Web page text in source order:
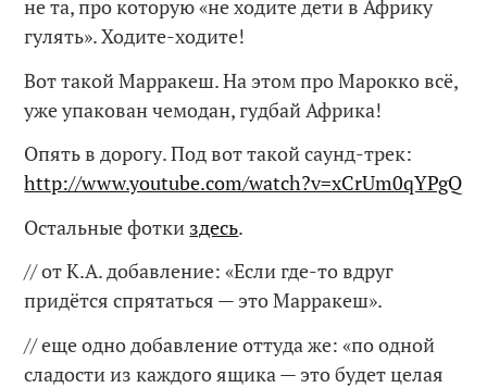
не та, про которую «не ходите дети в Африку
гулять». Ходите-ходите!
Вот такой Марракеш. На этом про Марокко всё,
уже упакован чемодан, гудбай Африка!
Опять в дорогу. Под вот такой саунд-трек:
http://www.youtube.com/watch?v=xCrUm0qYPgQ
Остальные фотки здесь.
// от К.А. добавление: «Если где-то вдруг
придётся спрятаться — это Марракеш».
// еще одно добавление оттуда же: «по одной
сладости из каждого ящика — это будет целая